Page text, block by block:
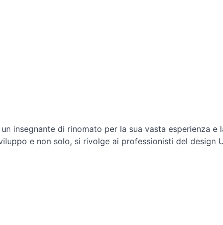
insegnante di rinomato per la sua vasta esperienza e
e non solo, si rivolge ai professionisti del design